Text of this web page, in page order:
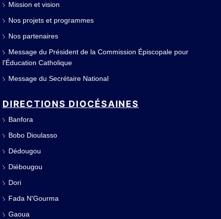
Mission et vision
Nos projets et programmes
Nos partenaires
Message du Président de la Commission Épiscopale pour
l'Éducation Catholique
Message du Secrétaire National
DIRECTIONS DIOCÉSAINES
Banfora
Bobo Dioulasso
Dédougou
Diébougou
Dori
Fada N'Gourma
Gaoua